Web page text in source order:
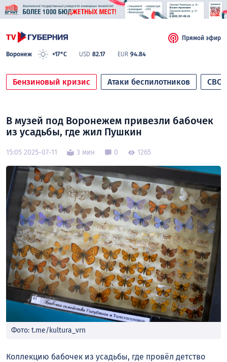
Воронеж +17°C USD 82.17 EUR 94.84
Прямой эфир
Бензиновый кризис Атаки беспилотников СВО
В музей под Воронежем привезли бабочек
из усадьбы, где жил Пушкин
15:05 2025-07-11 3 мин 0 1265
Фото: t.me/kultura_vrn
Коллекцию бабочек из усадьбы, где провёл детство